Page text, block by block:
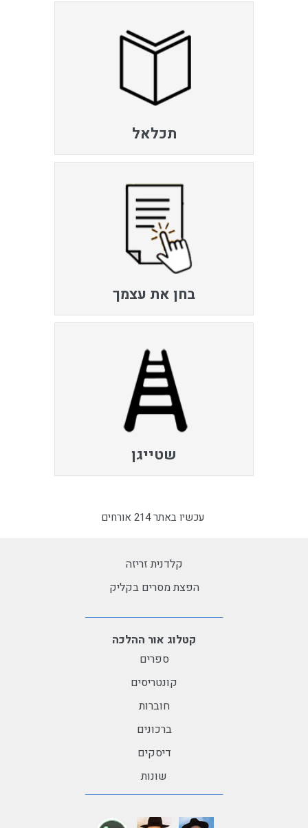
תכלאל
בחן את עצמך
שטייגן
עכשיו באתר 214 אורחים
קלדנית זריזה
הפצת מסרים בקליק
קטלוג אור ההלכה
ספרים
קונטריסים
חוברות
ברכונים
דיסקים
שונות